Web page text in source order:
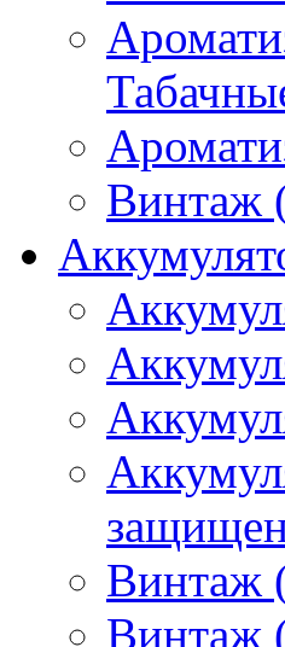
Винтаж
Винтаж
Винтаж